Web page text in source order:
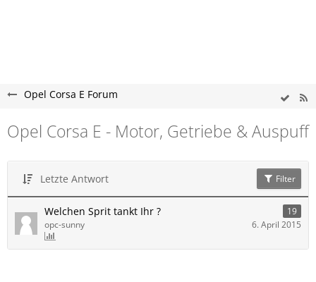
Opel Corsa E Forum
Opel Corsa E - Motor, Getriebe & Auspuff
Letzte Antwort Filter
Welchen Sprit tankt Ihr ?
19
opc-sunny
6. April 2015